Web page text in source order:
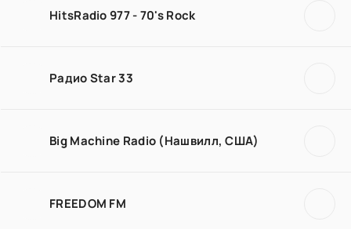
HitsRadio 977 - 70's Rock
Радио Star 33
Big Machine Radio (Нашвилл, США)
FREEDOM FM